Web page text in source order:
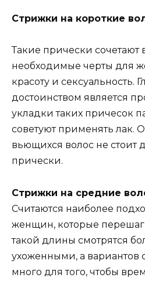
Стрижки на короткие
Такие прически сочетают
необходимые черты для
красоту и сексуальность.
достоинством является
укладки таких причесок
советуют применять лак.
вьющихся волос не стоит
прически.
Стрижки на средние
Считаются наиболее
женщин, которые
такой длины смотрятся
ухоженными, а вариантов
много для того, чтобы